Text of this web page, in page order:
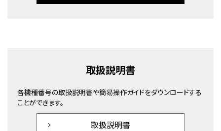
取扱説明書
各機種番号の取扱説明書や簡易操作ガイドをダウンロードする
ことができます。
取扱説明書